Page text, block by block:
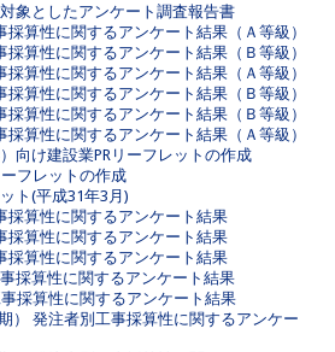
象としたアンケート調査報告書
算性に関するアンケート結果（Ａ等級）
算性に関するアンケート結果（Ｂ等級）
算性に関するアンケート結果（Ａ等級）
算性に関するアンケート結果（Ｂ等級）
算性に関するアンケート結果（Ｂ等級）
算性に関するアンケート結果（Ａ等級）
向け建設業PRリーフレットの作成
フレットの作成
ト(平成31年3月)
採算性に関するアンケート結果
採算性に関するアンケート結果
採算性に関するアンケート結果
採算性に関するアンケート結果
採算性に関するアンケート結果
） 発注者別工事採算性に関するアンケー